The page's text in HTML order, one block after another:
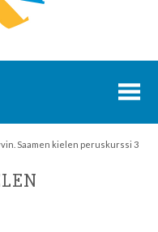
Saamen kielen peruskurssi 3